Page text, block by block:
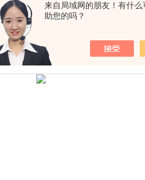
来自局域网的朋友！有什么
助您的吗？